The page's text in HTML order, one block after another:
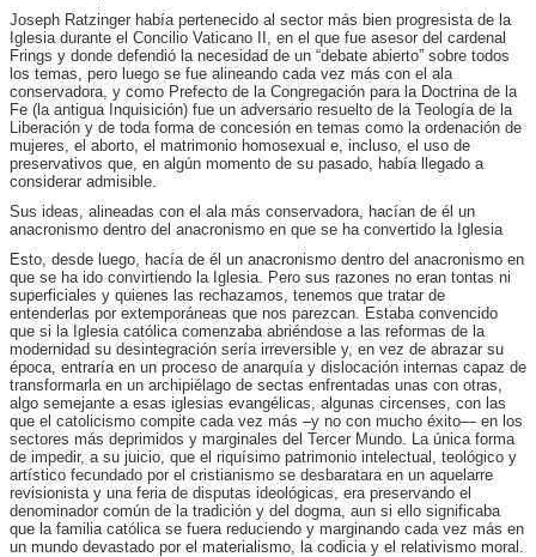
Joseph Ratzinger había pertenecido al sector más bien progresista de la
Iglesia durante el Concilio Vaticano II, en el que fue asesor del cardenal
Frings y donde defendió la necesidad de un “debate abierto” sobre todos
los temas, pero luego se fue alineando cada vez más con el ala
conservadora, y como Prefecto de la Congregación para la Doctrina de la
Fe (la antigua Inquisición) fue un adversario resuelto de la Teología de la
Liberación y de toda forma de concesión en temas como la ordenación de
mujeres, el aborto, el matrimonio homosexual e, incluso, el uso de
preservativos que, en algún momento de su pasado, había llegado a
considerar admisible.
Sus ideas, alineadas con el ala más conservadora, hacían de él un
anacronismo dentro del anacronismo en que se ha convertido la Iglesia
Esto, desde luego, hacía de él un anacronismo dentro del anacronismo en
que se ha ido convirtiendo la Iglesia. Pero sus razones no eran tontas ni
superficiales y quienes las rechazamos, tenemos que tratar de
entenderlas por extemporáneas que nos parezcan. Estaba convencido
que si la Iglesia católica comenzaba abriéndose a las reformas de la
modernidad su desintegración sería irreversible y, en vez de abrazar su
época, entraría en un proceso de anarquía y dislocación internas capaz de
transformarla en un archipiélago de sectas enfrentadas unas con otras,
algo semejante a esas iglesias evangélicas, algunas circenses, con las
que el catolicismo compite cada vez más –y no con mucho éxito— en los
sectores más deprimidos y marginales del Tercer Mundo. La única forma
de impedir, a su juicio, que el riquísimo patrimonio intelectual, teológico y
artístico fecundado por el cristianismo se desbaratara en un aquelarre
revisionista y una feria de disputas ideológicas, era preservando el
denominador común de la tradición y del dogma, aun si ello significaba
que la familia católica se fuera reduciendo y marginando cada vez más en
un mundo devastado por el materialismo, la codicia y el relativismo moral.